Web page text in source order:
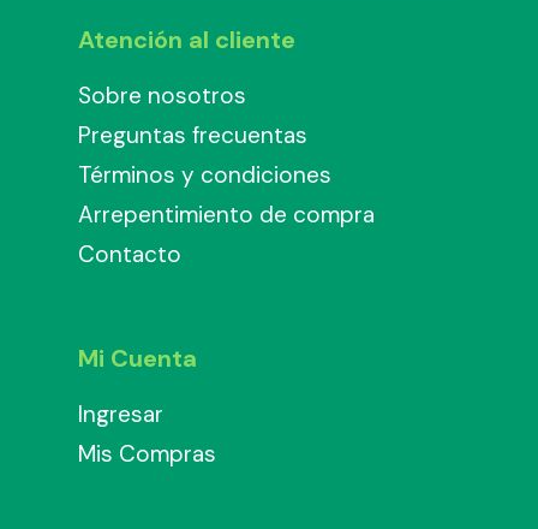
Atención al cliente
Sobre nosotros
Preguntas frecuentas
Términos y condiciones
Arrepentimiento de compra
Contacto
Mi Cuenta
Ingresar
Mis Compras